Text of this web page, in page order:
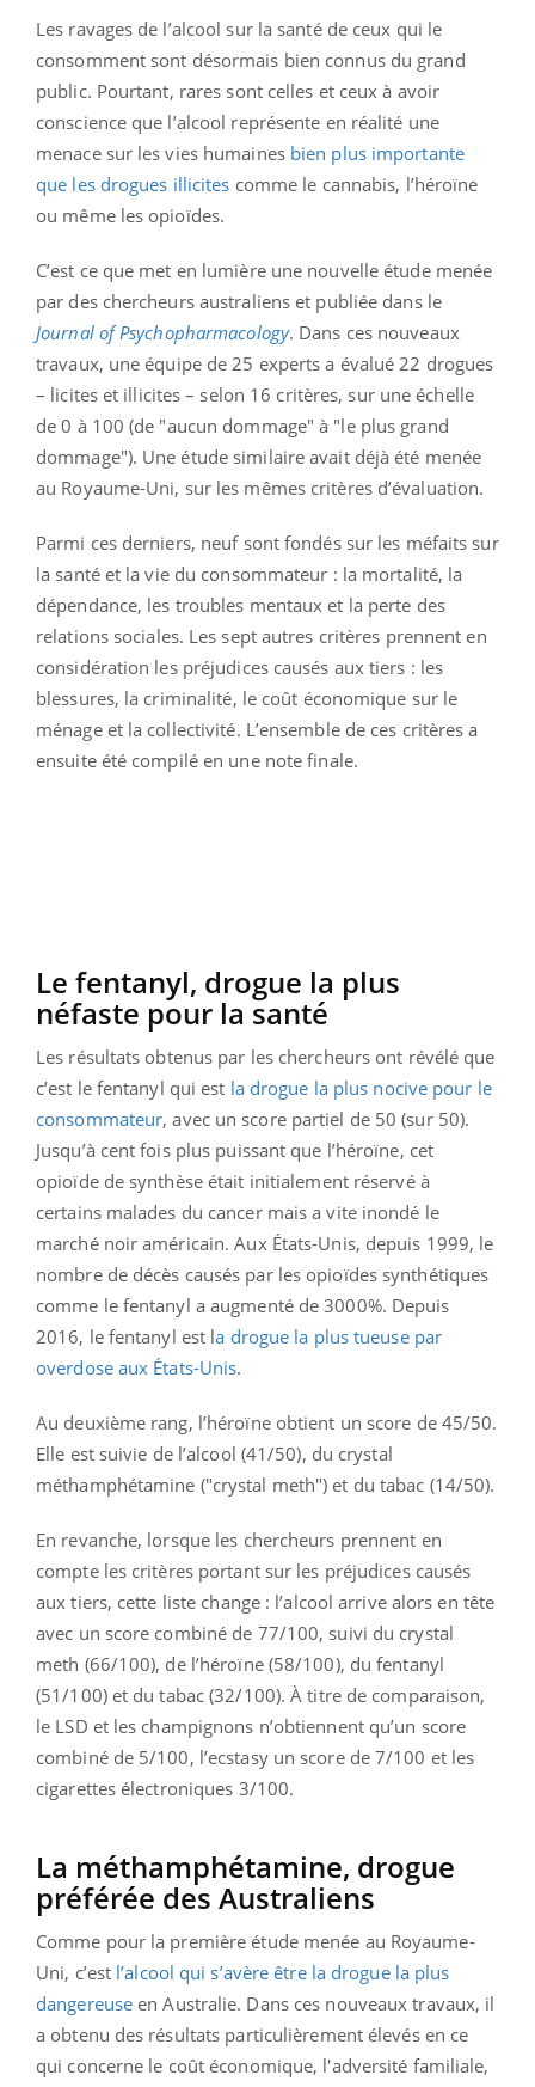
Les ravages de l’alcool sur la santé de ceux qui le
consomment sont désormais bien connus du grand
public. Pourtant, rares sont celles et ceux à avoir
conscience que l’alcool représente en réalité une
menace sur les vies humaines bien plus importante
que les drogues illicites comme le cannabis, l’héroïne
ou même les opioïdes.
C’est ce que met en lumière une nouvelle étude menée
par des chercheurs australiens et publiée dans le
Journal of Psychopharmacology. Dans ces nouveaux
travaux, une équipe de 25 experts a évalué 22 drogues
– licites et illicites – selon 16 critères, sur une échelle
de 0 à 100 (de "aucun dommage" à "le plus grand
dommage"). Une étude similaire avait déjà été menée
au Royaume-Uni, sur les mêmes critères d’évaluation.
Parmi ces derniers, neuf sont fondés sur les méfaits sur
la santé et la vie du consommateur : la mortalité, la
dépendance, les troubles mentaux et la perte des
relations sociales. Les sept autres critères prennent en
considération les préjudices causés aux tiers : les
blessures, la criminalité, le coût économique sur le
ménage et la collectivité. L’ensemble de ces critères a
ensuite été compilé en une note finale.
Le fentanyl, drogue la plus
néfaste pour la santé
Les résultats obtenus par les chercheurs ont révélé que
c’est le fentanyl qui est la drogue la plus nocive pour le
consommateur, avec un score partiel de 50 (sur 50).
Jusqu’à cent fois plus puissant que l’héroïne, cet
opioïde de synthèse était initialement réservé à
certains malades du cancer mais a vite inondé le
marché noir américain. Aux États-Unis, depuis 1999, le
nombre de décès causés par les opioïdes synthétiques
comme le fentanyl a augmenté de 3000%. Depuis
2016, le fentanyl est la drogue la plus tueuse par
overdose aux États-Unis.
Au deuxième rang, l’héroïne obtient un score de 45/50.
Elle est suivie de l’alcool (41/50), du crystal
méthamphétamine ("crystal meth") et du tabac (14/50).
En revanche, lorsque les chercheurs prennent en
compte les critères portant sur les préjudices causés
aux tiers, cette liste change : l’alcool arrive alors en tête
avec un score combiné de 77/100, suivi du crystal
meth (66/100), de l’héroïne (58/100), du fentanyl
(51/100) et du tabac (32/100). À titre de comparaison,
le LSD et les champignons n’obtiennent qu’un score
combiné de 5/100, l’ecstasy un score de 7/100 et les
cigarettes électroniques 3/100.
La méthamphétamine, drogue
préférée des Australiens
Comme pour la première étude menée au Royaume-
Uni, c’est l’alcool qui s’avère être la drogue la plus
dangereuse en Australie. Dans ces nouveaux travaux, il
a obtenu des résultats particulièrement élevés en ce
qui concerne le coût économique, l'adversité familiale,